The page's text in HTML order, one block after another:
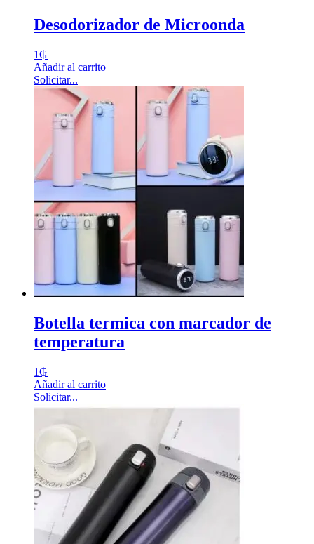
Desodorizador de Microonda
1₲
Añadir al carrito
Solicitar...
Botella termica con marcador de
temperatura
1₲
Añadir al carrito
Solicitar...